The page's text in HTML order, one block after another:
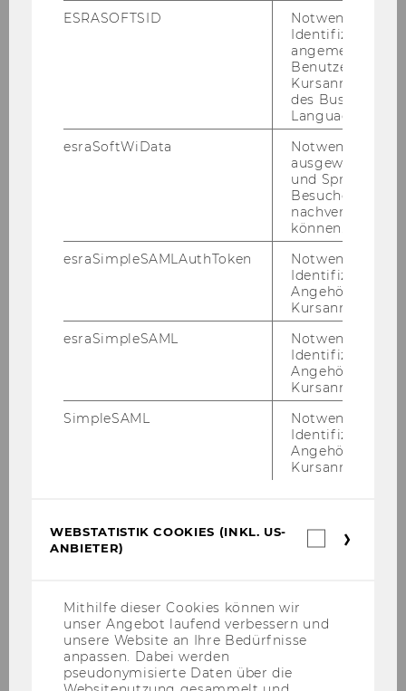
Talenta und Best Paper Award
Forschungsprojekt Social Media
Neue Veranstaltungsreihe
Eröffnung CD Labor
CEMS-Auszeichnungen
Norbert Zimmermann wird WU-
Prämienabend
Presseaussendungen 2024
Presseaussendungen 2022
Presseaussendungen 2021
ESRASOFTSID
Notwendig zur
Identifizierung
angemeldeten
Benutzers im
des Business
Language
esraSoftWiData
Notwendig um
ausgewählte
und
Besuchers
nachverfolgen
können.
esraSimpleSAMLAuthToken
Notwendig zur
Identifizierung
Angehörige/r für
Kursanmeldung.
esraSimpleSAML
Notwendig zur
Identifizierung
Angehörige/r für
Kursanmeldung.
SimpleSAML
Notwendig zur
Identifizierung
Angehörige/r für
Kursanmeldung.
WEBSTATISTIK COOKIES (INKL. US-
ANBIETER)
Mithilfe dieser Cookies können wir
unser Angebot laufend verbessern und
unsere Website an Ihre Bedürfnisse
anpassen. Dabei werden
pseudonymisierte Daten über die